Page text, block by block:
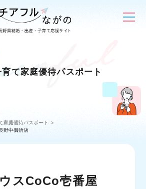
て家庭優待パスポート
家庭優待パスポート
野中御所店
スCoCo壱番屋